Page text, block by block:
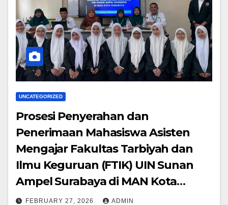
UNCATEGORIZED
Prosesi Penyerahan dan
Penerimaan Mahasiswa Asisten
Mengajar Fakultas Tarbiyah dan
Ilmu Keguruan (FTIK) UIN Sunan
Ampel Surabaya di MAN Kota
Surabaya
FEBRUARY 27, 2026 ADMIN